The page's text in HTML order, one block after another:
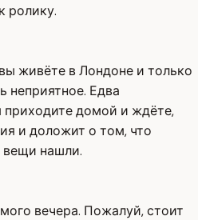
ролику.
живёте в Лондоне и только
неприятное. Едва
домой и ждёте,
и доложит о том, что
вещи нашли.
вечера. Пожалуй, стоит